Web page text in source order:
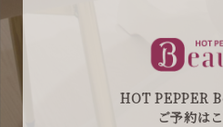
HOT PEPPER
ご予約は